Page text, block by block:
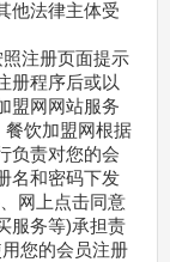
他法律主体受
注册页面提示
册程序后或以
盟网网站服务
餐饮加盟网根据
负责对您的会
名和密码下发
网上点击同意
服务等)承担责
您的会员注册